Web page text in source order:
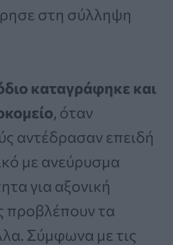
στη σύλληψη
καταγράφηκε και
, όταν
αντέδρασαν επειδή
με ανεύρυσμα
για αξονική
προβλέπουν τα
Σύμφωνα με τις